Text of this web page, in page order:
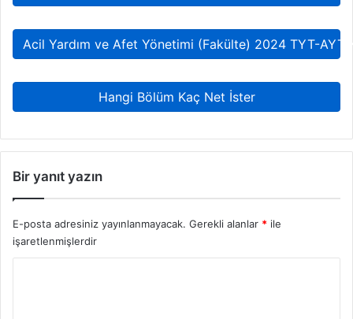
Acil Yardım ve Afet Yönetimi (Fakülte) 2024 TYT-AYT
Hangi Bölüm Kaç Net İster
Bir yanıt yazın
E-posta adresiniz yayınlanmayacak. Gerekli alanlar * ile
işaretlenmişlerdir